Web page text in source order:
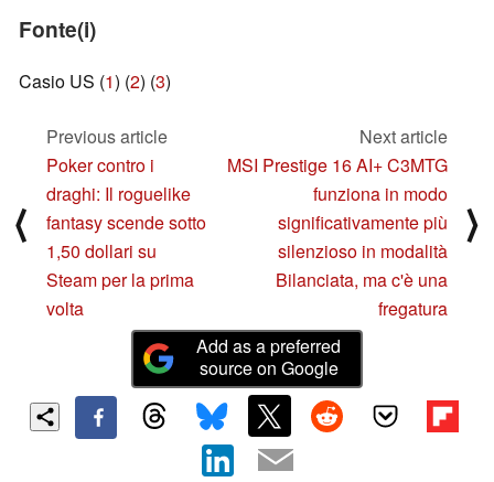
Fonte(i)
Casio US (1) (2) (3)
⟨
Previous article
Poker contro i
draghi: Il roguelike
fantasy scende sotto
1,50 dollari su
Steam per la prima
volta
Next article
MSI Prestige 16 AI+ C3MTG
funziona in modo
significativamente più
silenzioso in modalità
Bilanciata, ma c'è una
fregatura
⟩
Add as a preferred
source on Google